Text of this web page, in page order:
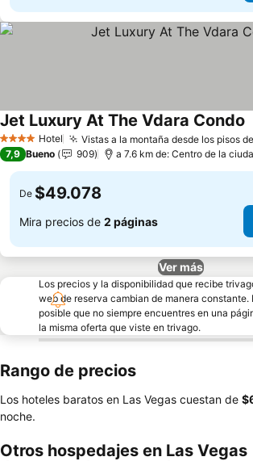
4 EstrellasHotel Vistas a la montaña desde los pisos
Jet Luxury At The Vdara Condo
7,9 Bueno 909 a 7.6 km de: Centro de la
De $49.078
Mira precios de 2 páginas
Ver más
Los precios y la disponibilidad que recibe
web de reserva cambian de manera constante.
posible que no siempre encuentres en una
la misma oferta que viste en trivago.
Rango de precios
Los hoteles baratos en Las Vegas cuestan de
noche.
Otros hospedajes en Las Vegas